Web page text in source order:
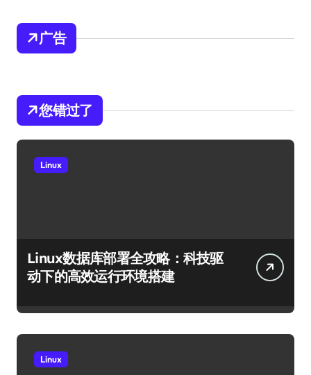
广告
您错过了
Linux
Linux数据库部署全攻略：科技驱
动下的高效运行环境搭建
Linux